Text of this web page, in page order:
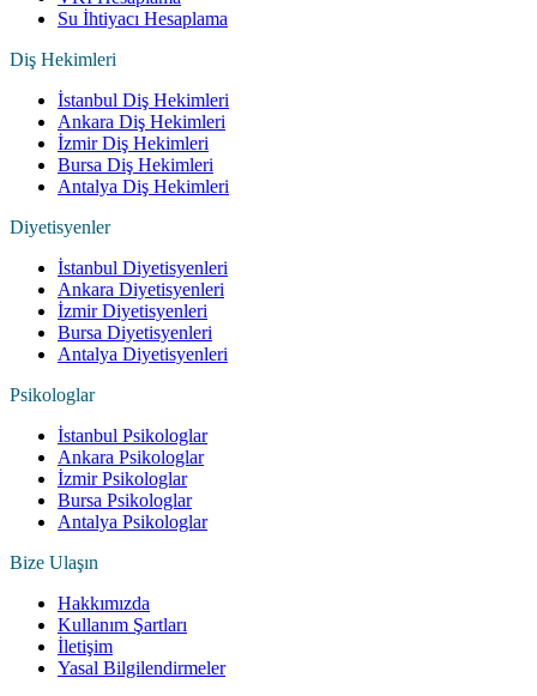
Su İhtiyacı Hesaplama
Diş Hekimleri
İstanbul Diş Hekimleri
Ankara Diş Hekimleri
İzmir Diş Hekimleri
Bursa Diş Hekimleri
Antalya Diş Hekimleri
Diyetisyenler
İstanbul Diyetisyenleri
Ankara Diyetisyenleri
İzmir Diyetisyenleri
Bursa Diyetisyenleri
Antalya Diyetisyenleri
Psikologlar
İstanbul Psikologlar
Ankara Psikologlar
İzmir Psikologlar
Bursa Psikologlar
Antalya Psikologlar
Bize Ulaşın
Hakkımızda
Kullanım Şartları
İletişim
Yasal Bilgilendirmeler